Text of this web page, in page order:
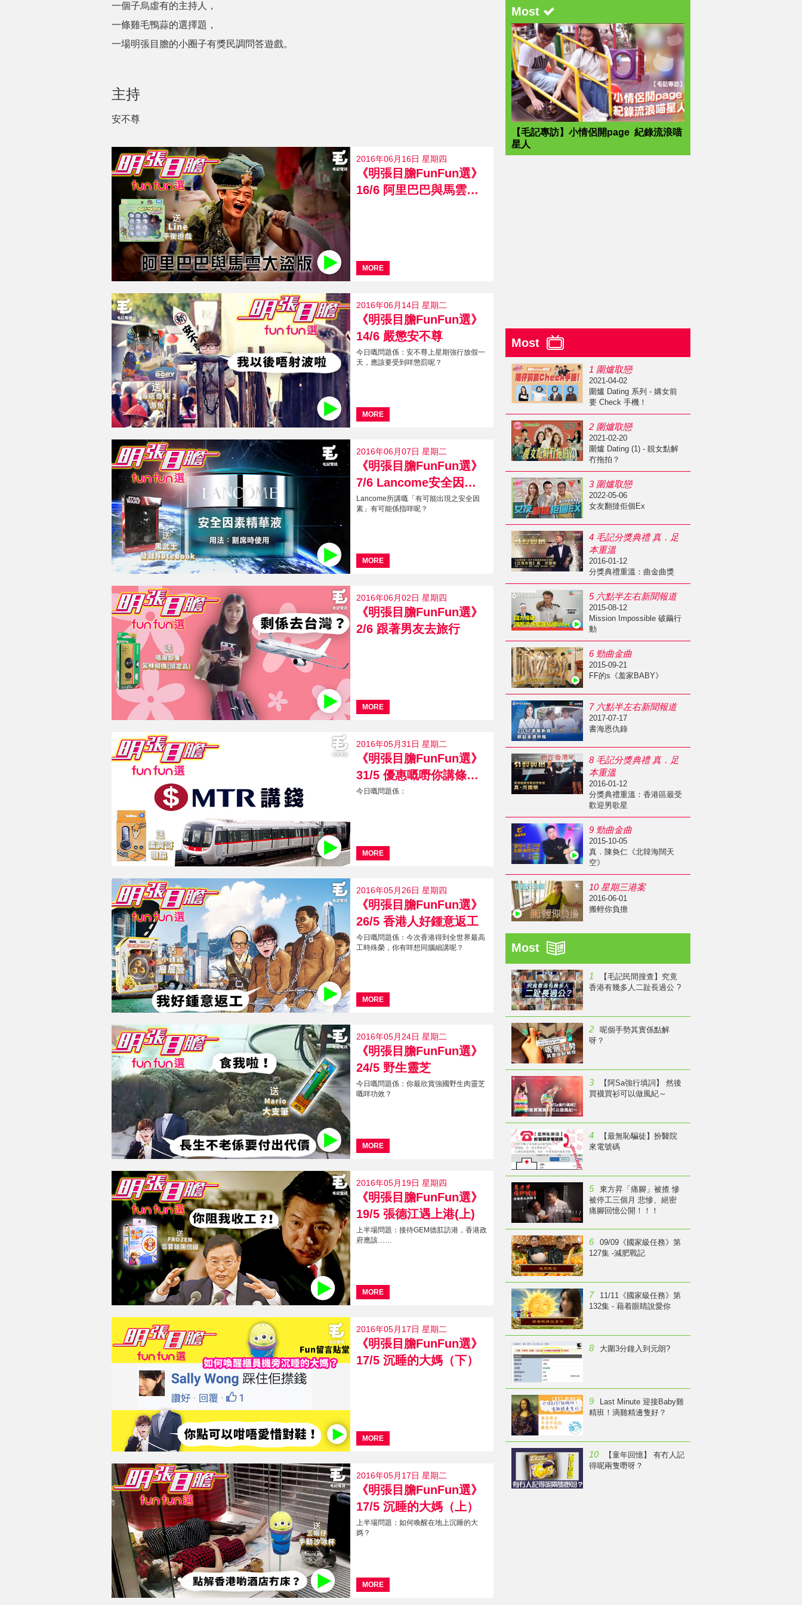
一個子烏虛有的主持人，
一條雞毛鴨蒜的選擇題，
一場明張目膽的小圈子有獎民調問答遊戲。
主持
安不尊
2016年06月16日 星期四
《明張目膽FunFun選》
16/6 阿里巴巴與馬雲大盜版
MORE
2016年06月14日 星期二
《明張目膽FunFun選》
14/6 嚴懲安不尊
今日嘅問題係：安不尊上星期強行放假一
天，應該要受到咩懲罰呢？
MORE
2016年06月07日 星期二
《明張目膽FunFun選》
7/6 Lancome安全因素精華液
Lancome所講嘅「有可能出現之安全因
素」有可能係指咩呢？
MORE
2016年06月02日 星期四
《明張目膽FunFun選》
2/6 跟著男友去旅行
MORE
2016年05月31日 星期二
《明張目膽FunFun選》
31/5 優惠嘅嘢你講條鐵咩？
今日嘅問題係：
MORE
2016年05月26日 星期四
《明張目膽FunFun選》
26/5 香港人好鍾意返工
今日嘅問題係：今次香港得到全世界最高
工時殊榮，你有咩想同腦細講呢？
MORE
2016年05月24日 星期二
《明張目膽FunFun選》
24/5 野生靈芝
今日嘅問題係：你最欣賞強國野生肉靈芝
嘅咩功效？
MORE
2016年05月19日 星期四
《明張目膽FunFun選》
19/5 張德江遇上港(上)
上半場問題：接待GEM德肛訪港，香港政
府應該……
MORE
2016年05月17日 星期二
《明張目膽FunFun選》
17/5 沉睡的大媽（下）
MORE
2016年05月17日 星期二
《明張目膽FunFun選》
17/5 沉睡的大媽（上）
上半場問題：如何喚醒在地上沉睡的大
媽？
MORE
Most
【毛記專訪】小情侶開page 紀錄流浪喵
星人
Most
1 圍爐取戀
2021-04-02
圍爐 Dating 系列 - 媾女前
要 Check 手機！
2 圍爐取戀
2021-02-20
圍爐 Dating (1) - 靚女點解
冇拖拍？
3 圍爐取戀
2022-05-06
女友翻撻佢個Ex
4 毛記分獎典禮 真．足
本重溫
2016-01-12
分獎典禮重溫：曲金曲獎
5 六點半左右新聞報道
2015-08-12
Mission Impossible 破繭行
動
6 勁曲金曲
2015-09-21
FF的s《羞家BABY》
7 六點半左右新聞報道
2017-07-17
書海恩仇錄
8 毛記分獎典禮 真．足
本重溫
2016-01-12
分獎典禮重溫：香港區最受
歡迎男歌星
9 勁曲金曲
2015-10-05
真．陳奐仁《北韓海闊天
空》
10 星期三港案
2016-06-01
搬輕你負擔
Most
1
【毛記民間搜查】究竟
香港有幾多人二趾長過公 ?
2
呢個手勢其實係點解
呀？
3
【阿Sa強行填詞】 然後
買襪買衫可以做風紀～
4
【最無恥騙徒】扮醫院
來電號碼
5
東方昇「痛腳」被揸 慘
被停工三個月 悲慘、絕密
痛腳回憶公開！！！
6
09/09《國家級任務》第
127集 -減肥戰記
7
11/11《國家級任務》第
132集 - 藉着眼睛說愛你
8 大圍3分鐘入到元朗?
9
Last Minute 迎接Baby雞
精班！滴雞精邊隻好？
10
【童年回憶】 有冇人記
得呢兩隻嘢呀？